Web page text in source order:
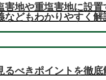
害地や重塩害地に設
などもわかりやすく解
るべきポイントを徹